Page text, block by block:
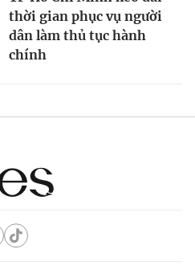
thời gian phục vụ người
dân làm thủ tục hành
chính